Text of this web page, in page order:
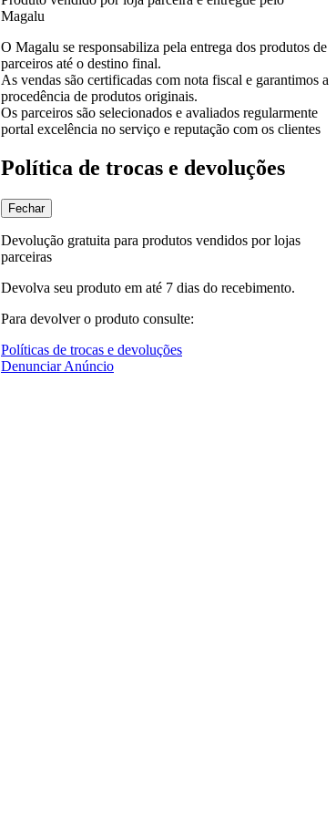
Magalu
O Magalu se responsabiliza pela entrega dos produtos de
parceiros até o destino final.
As vendas são certificadas com nota fiscal e garantimos a
procedência de produtos originais.
Os parceiros são selecionados e avaliados regularmente
portal excelência no serviço e reputação com os clientes
Política de trocas e devoluções
Fechar
Devolução gratuita para produtos vendidos por lojas
parceiras
Devolva seu produto em até 7 dias do recebimento.
Para devolver o produto consulte:
Políticas de trocas e devoluções
Denunciar Anúncio